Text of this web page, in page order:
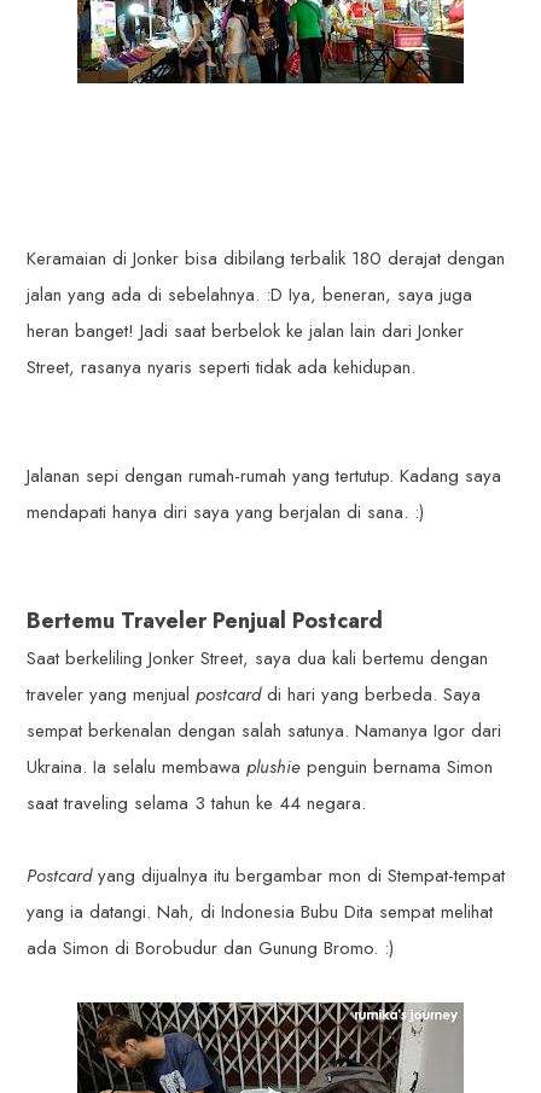
Keramaian di Jonker bisa dibilang terbalik 180 derajat dengan
jalan yang ada di sebelahnya. :D Iya, beneran, saya juga
heran banget! Jadi saat berbelok ke jalan lain dari Jonker
Street, rasanya nyaris seperti tidak ada kehidupan.
Jalanan sepi dengan rumah-rumah yang tertutup. Kadang saya
mendapati hanya diri saya yang berjalan di sana. :)
Bertemu Traveler Penjual Postcard
Saat berkeliling Jonker Street, saya dua kali bertemu dengan
traveler yang menjualpostcarddi hari yang berbeda. Saya
sempat berkenalan dengan salah satunya. Namanya Igor dari
Ukraina. Ia selalu membawaplushie penguin bernama Simon
saat traveling selama 3 tahun ke 44 negara.
Postcardyang dijualnya itu bergambar mon di Stempat-tempat
yang ia datangi. Nah, di Indonesia Bubu Dita sempat melihat
ada Simon di Borobudur dan Gunung Bromo. :)